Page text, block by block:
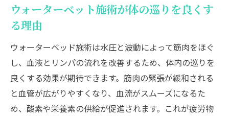
ウォーターベット施術が体の巡りを良くす
る理由
ウォーターベッド施術は水圧と波動によって筋肉をほぐ
し、血液とリンパの流れを改善するため、体内の巡りを
良くする効果が期待できます。筋肉の緊張が緩和される
と血管が広がりやすくなり、血流がスムーズになるた
め、酸素や栄養素の供給が促進されます。これが疲労物